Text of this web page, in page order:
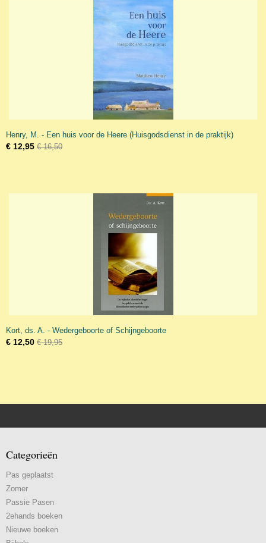
Henry, M. - Een huis voor de Heere (Huisgodsdienst in de praktijk)
€ 12,95 € 16,50
Kort, ds. A. - Wedergeboorte of Schijngeboorte
€ 12,50 € 19,95
Categorieën
Pas geplaatst
Zomer
Passie Pasen
2ehands boeken
Nieuwe boeken